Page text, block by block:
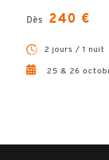
Dès 240 €
2 jours / 1 nuit
25 & 26